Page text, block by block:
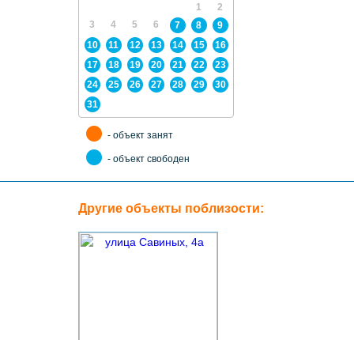
1
2
3
4 5 6 7 8
9
10
11 12 13 14 15
16
17
18 19 20 21 22
23
24
25 26 27 28 29
30
31
- объект занят
- объект свободен
Другие объекты поблизости: